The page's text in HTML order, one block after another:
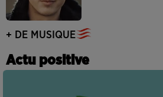
+ DE MUSIQUE
Actu positive